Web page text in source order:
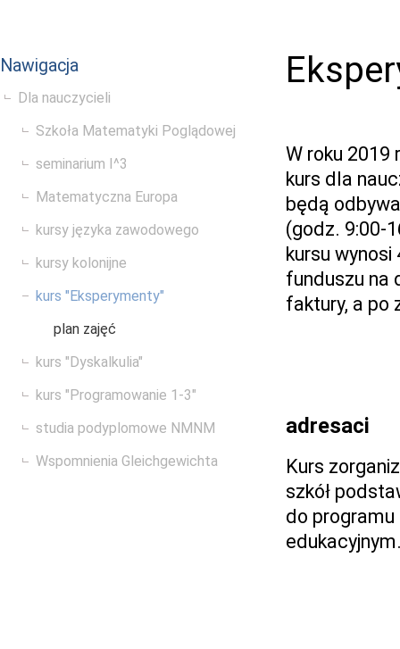
Nawigacja
Dla nauczycieli
Szkoła Matematyki Poglądowej
seminarium I^3
Matematyczna Europa
kursy języka zawodowego
kursy kolonijne
kurs "Eksperymenty"
plan zajęć
kurs "Dyskalkulia"
kurs "Programowanie 1-3"
studia podyplomowe NMNM
Wspomnienia Gleichgewichta
W roku 2019
kurs dla
będą
(godz. 9:00-
kursu wynosi
funduszu na
faktury, a po
adresaci
Kurs
szkół
do